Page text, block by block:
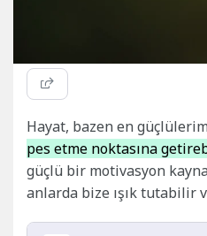
Hayat, bazen en
pes etme noktasına
güçlü bir motivasyon
anlarda bize ışık tutabilir